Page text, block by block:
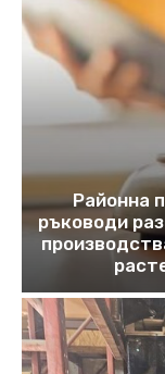
Районна
ръководи